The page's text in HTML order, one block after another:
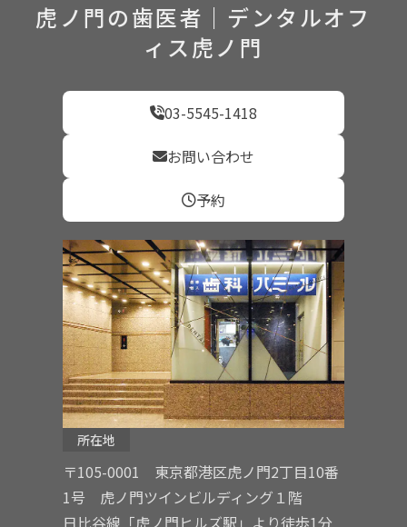
虎ノ門の歯医者｜デンタルオフ
ィス虎ノ門
03-5545-1418
お問い合わせ
予約
所在地
〒105-0001 東京都港区虎ノ門2丁目10番
1号 虎ノ門ツインビルディング１階
日比谷線「虎ノ門ヒルズ駅」より徒歩1分